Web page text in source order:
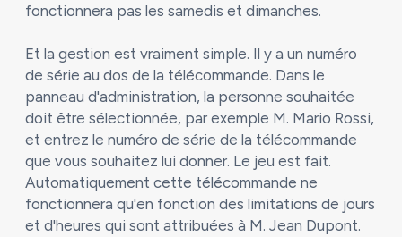
fonctionnera pas les samedis et dimanches.
Et la gestion est vraiment simple. Il y a un numéro
de série au dos de la télécommande. Dans le
panneau d'administration, la personne souhaitée
doit être sélectionnée, par exemple M. Mario Rossi,
et entrez le numéro de série de la télécommande
que vous souhaitez lui donner. Le jeu est fait.
Automatiquement cette télécommande ne
fonctionnera qu'en fonction des limitations de jours
et d'heures qui sont attribuées à M. Jean Dupont.